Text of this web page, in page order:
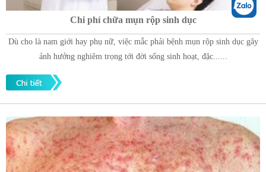
Chi phí chữa mụn rộp sinh dục
Dù cho là nam giới hay phụ nữ, việc mắc phải bệnh mụn rộp sinh dục gây
ảnh hưởng nghiêm trọng tới đời sống sinh hoạt, đặc......